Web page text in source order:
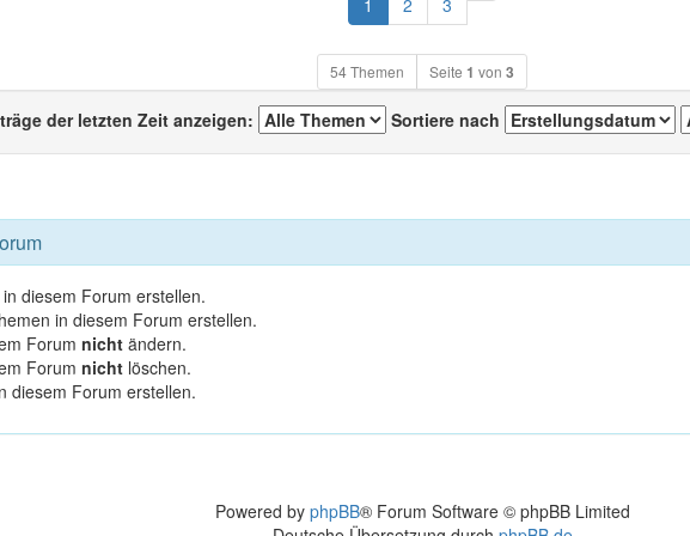
1 2 3
54 Themen Seite 1 von 3
der letzten Zeit anzeigen: Sortiere nach
diesem Forum erstellen.
in diesem Forum erstellen.
Forum nicht ändern.
Forum nicht löschen.
diesem Forum erstellen.
Powered by phpBB® Forum Software © phpBB Limited